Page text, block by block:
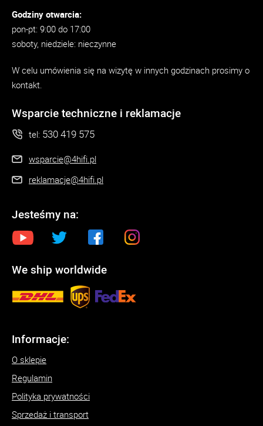
Godziny otwarcia:
pon-pt: 9:00 do 17:00
soboty, niedziele: nieczynne
W celu umówienia się na wizytę w innych godzinach prosimy o
kontakt.
Wsparcie techniczne i reklamacje
tel: 530 419 575
wsparcie@4hifi.pl
reklamacje@4hifi.pl
Jesteśmy na:
We ship worldwide
Informacje:
O sklepie
Regulamin
Polityka prywatności
Sprzedaż i transport